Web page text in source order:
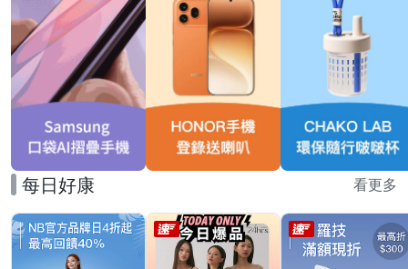
每日好康 看更多